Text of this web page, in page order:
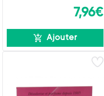
Total
7,96€
Ajouter